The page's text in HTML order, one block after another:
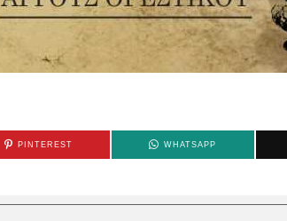
PINTEREST WHATSAPP